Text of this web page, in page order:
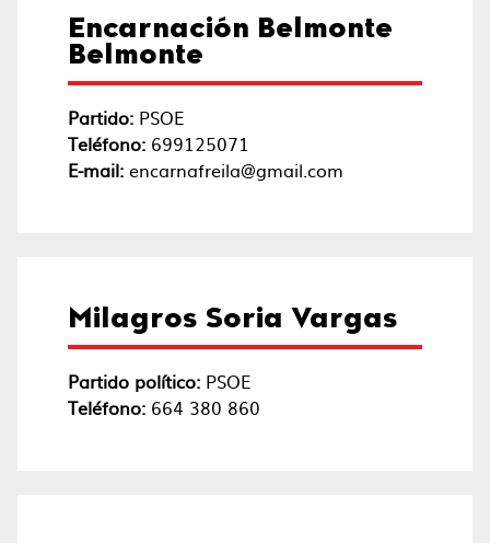
Encarnación Belmonte
Belmonte
Partido: PSOE
Teléfono: 699125071
E-mail: encarnafreila@gmail.com
Milagros Soria Vargas
Partido político: PSOE
Teléfono: 664 380 860